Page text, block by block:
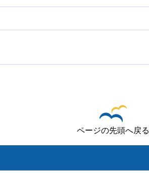
ページの先頭へ戻る